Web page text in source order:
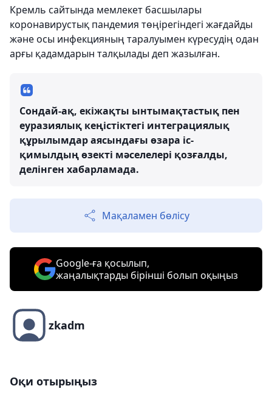
Кремль сайтында мемлекет басшылары
коронавирустық пандемия төңірегіндегі жағдайды
және осы инфекцияның таралуымен күресудің одан
арғы қадамдарын талқылады деп жазылған.
Сондай-ақ, екіжақты ынтымақтастық пен
еуразиялық кеңістіктегі интеграциялық
құрылымдар аясындағы өзара іс-
қимылдың өзекті мәселелері қозғалды,
делінген хабарламада.
Мақаламен бөлісу
Google-ға қосылып,
жаңалықтарды бірінші болып оқыңыз
zkadm
Оқи отырыңыз